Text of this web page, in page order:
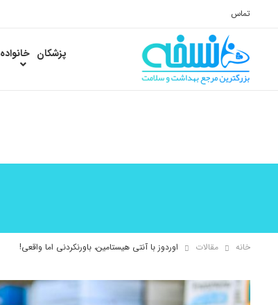
تماس
پزشکان خانواده
خانه مقالات اوردوز با آنتی هیستامین، باورنکردنی اما واقعی!